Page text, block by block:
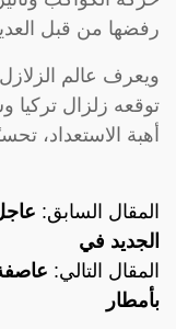
رفضها من قبل العديد
ويعرف عالم الزلازل
توقعه زلزال تركيا
أهبة الاستعداد،
المقال السابق:
الجديد في
المقال التالي:
بأمطار